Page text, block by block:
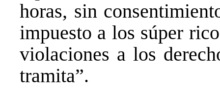
horas, sin
impuesto a los súper
violaciones a los
tramita”.